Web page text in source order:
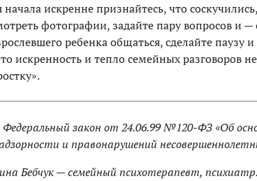
начала искренне признайтесь, что
фотографии, задайте пару вопросов и
ребенка общаться, сделайте паузу
искренность и тепло семейных разговоров
закон от 24.06.99 №120-ФЗ «Об
и правонарушений
Бебчук — семейный психотерапевт, психиатр.